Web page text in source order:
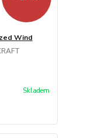
Wind
Skladem